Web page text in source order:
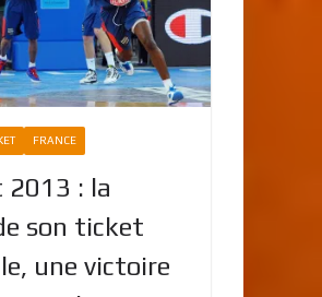
FRANCE
2013 : la
son ticket
une victoire